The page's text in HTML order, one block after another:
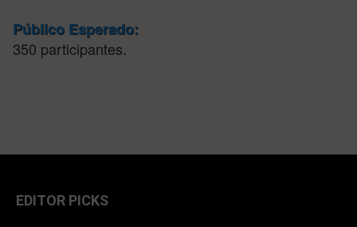
Público Esperado:
350 participantes.
EDITOR PICKS